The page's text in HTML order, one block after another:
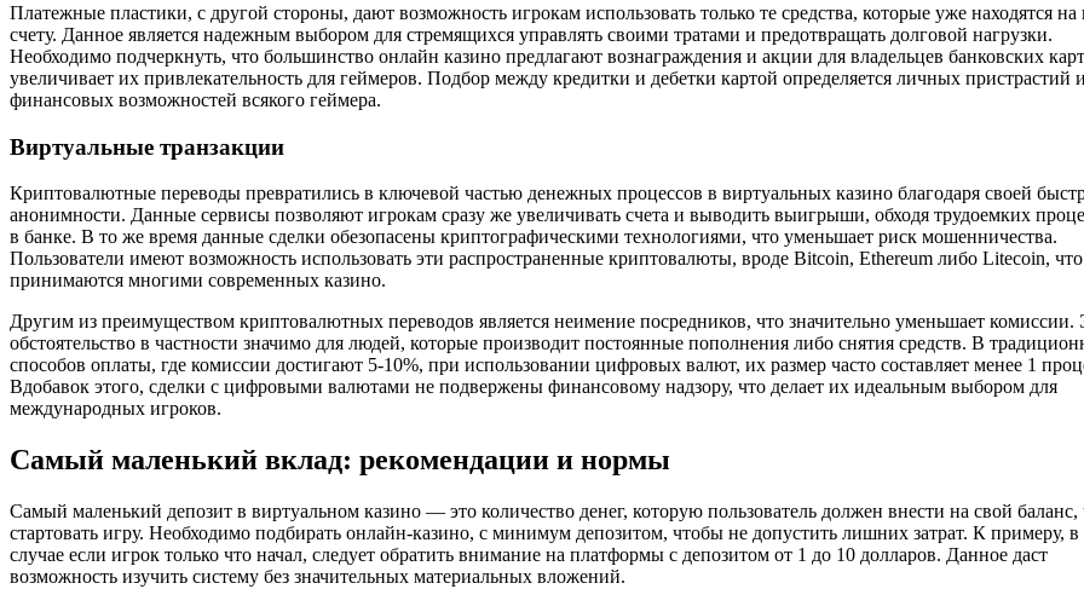
Платежные пластики, с другой стороны, дают возможность игрокам использовать только те средства, которые уже находятся на
счету. Данное является надежным выбором для стремящихся управлять своими тратами и предотвращать долговой нагрузки.
Необходимо подчеркнуть, что большинство онлайн казино предлагают вознаграждения и акции для владельцев банковских
увеличивает их привлекательность для геймеров. Подбор между кредитки и дебетки картой определяется личных пристрастий и
финансовых возможностей всякого геймера.
Виртуальные транзакции
Криптовалютные переводы превратились в ключевой частью денежных процессов в виртуальных казино благодаря своей
анонимности. Данные сервисы позволяют игрокам сразу же увеличивать счета и выводить выигрыши, обходя трудоемких
в банке. В то же время данные сделки обезопасены криптографическими технологиями, что уменьшает риск мошенничества.
Пользователи имеют возможность использовать эти распространенные криптовалюты, вроде Bitcoin, Ethereum либо Litecoin, что
принимаются многими современных казино.
Другим из преимуществом криптовалютных переводов является неимение посредников, что значительно уменьшает комиссии.
обстоятельство в частности значимо для людей, которые производит постоянные пополнения либо снятия средств. В
способов оплаты, где комиссии достигают 5-10%, при использовании цифровых валют, их размер часто составляет менее 1
Вдобавок этого, сделки с цифровыми валютами не подвержены финансовому надзору, что делает их идеальным выбором для
международных игроков.
Самый маленький вклад: рекомендации и нормы
Самый маленький депозит в виртуальном казино — это количество денег, которую пользователь должен внести на свой
стартовать игру. Необходимо подбирать онлайн-казино, с минимум депозитом, чтобы не допустить лишних затрат. К примеру, в
случае если игрок только что начал, следует обратить внимание на платформы с депозитом от 1 до 10 долларов. Данное даст
возможность изучить систему без значительных материальных вложений.